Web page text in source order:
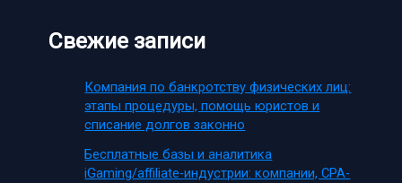
Свежие записи
Компания по банкротству физических лиц:
этапы процедуры, помощь юристов и
списание долгов законно
Бесплатные базы и аналитика
iGaming/affiliate-индустрии: компании, CPA-